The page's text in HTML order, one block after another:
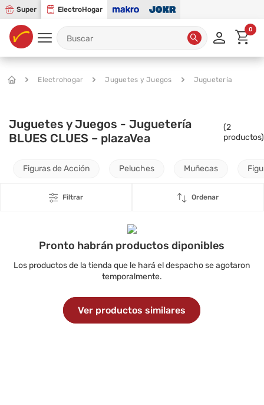
Super ElectroHogar
0
Electrohogar Juguetes y Juegos Juguetería
Juguetes y Juegos - Juguetería
BLUES CLUES – plazaVea
(2
productos)
Figuras de Acción Peluches Muñecas
Filtrar Ordenar
Pronto habrán productos diponibles
Los productos de la tienda que le hará el despacho se agotaron
temporalmente.
Ver productos similares